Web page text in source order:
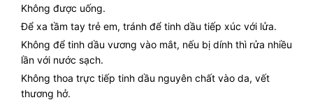
Không được uống.
Để xa tầm tay trẻ em, tránh để tinh dầu tiếp xúc với lửa.
Không để tinh dầu vương vào mắt, nếu bị dính thì rửa nhiều
lần với nước sạch.
Không thoa trực tiếp tinh dầu nguyên chất vào da, vết
thương hở.